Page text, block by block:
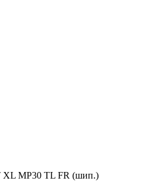
XL MP30 TL FR (шип.)